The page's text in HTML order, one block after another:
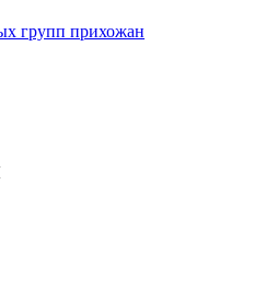
групп прихожан